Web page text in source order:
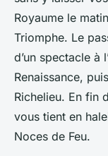
Royaume le
Triomphe. Le
d’un spectacle à
Renaissance,
Richelieu. En fin
vous tient en
Noces de Feu.